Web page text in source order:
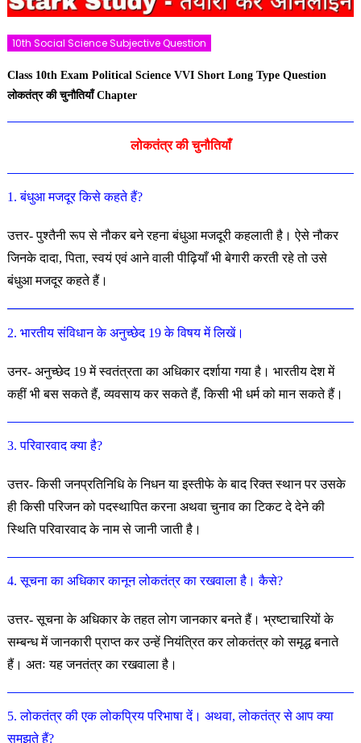
10th Social Science Subjective Question
Class 10th Exam Political Science VVI Short Long Type Question
लोकतंत्र की चुनौतियाँ Chapter
लोकतंत्र की चुनौतियाँ
1. बंधुआ मजदूर किसे कहते हैं?
उत्तर- पुश्तैनी रूप से नौकर बने रहना बंधुआ मजदूरी कहलाती है। ऐसे नौकर
जिनके दादा, पिता, स्वयं एवं आने वाली पीढ़ियाँ भी बेगारी करती रहेतो उसे
बंधुआ मजदूर कहते हैं।
2. भारतीय संविधान के अनुच्छेद 19 के विषय में लिखें।
उनर- अनुच्छेद 19 में स्वतंत्रता का अधिकार दर्शाया गया है। भारतीय देश में
कहीं भी बस सकते हैं, व्यवसाय कर सकते हैं, किसी भी धर्म को मान सकते हैं।
3. परिवारवाद क्या है?
उत्तर- किसी जनप्रतिनिधि के निधन या इस्तीफे के बाद रिक्त स्थान पर उसके
ही किसी परिजन को पदस्थापित करना अथवा चुनाव का टिकट दे देने की
स्थिति परिवारवाद के नाम से जानी जाती है।
4. सूचना का अधिकार कानून लोकतंत्र का रखवाला है। कैसे?
उत्तर- सूचना के अधिकार के तहत लोग जानकार बनते हैं। भ्रष्टाचारियों के
सम्बन्ध में जानकारी प्राप्त कर उन्हें नियंत्रित कर लोकतंत्र को समृद्ध बनाते
हैं। अतः यह जनतंत्र का रखवाला है।
5. लोकतंत्र की एक लोकप्रिय परिभाषा दें। अथवा, लोकतंत्र से आप क्या
समझते हैं?